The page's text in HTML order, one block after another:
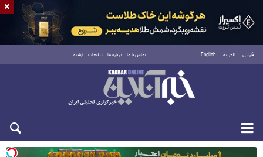
فارسی العربية English تماس با ما درباره ما تبلیغات آرشیو
یکشنبه ۱۸ مرداد ۱۴۰۵
×